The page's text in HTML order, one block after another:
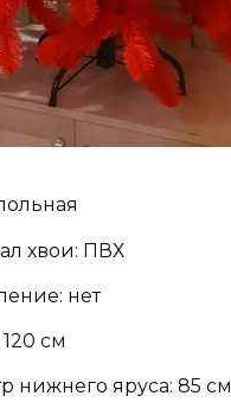
хвои: ПВХ
нет
см
нижнего яруса: 85 см